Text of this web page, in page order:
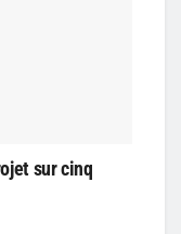
sur cinq